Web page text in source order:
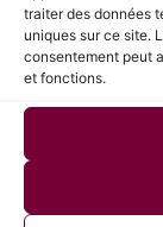
traiter des données
uniques sur ce site.
consentement peut
et fonctions.